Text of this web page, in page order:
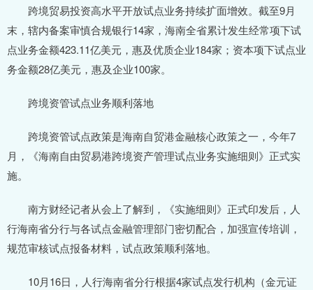
跨境贸易投资高水平开放试点业务持续扩面增效。截至9月
末，辖内备案审慎合规银行14家，海南全省累计发生经常项下试
点业务金额423.11亿美元，惠及优质企业184家；资本项下试点业
务金额28亿美元，惠及企业100家。
跨境资管试点业务顺利落地
跨境资管试点政策是海南自贸港金融核心政策之一，今年7
月，《海南自由贸易港跨境资产管理试点业务实施细则》正式实
施。
南方财经记者从会上了解到，《实施细则》正式印发后，人
行海南省分行与各试点金融管理部门密切配合，加强宣传培训，
规范审核试点报备材料，试点政策顺利落地。
10月16日，人行海南省分行根据4家试点发行机构（金元证